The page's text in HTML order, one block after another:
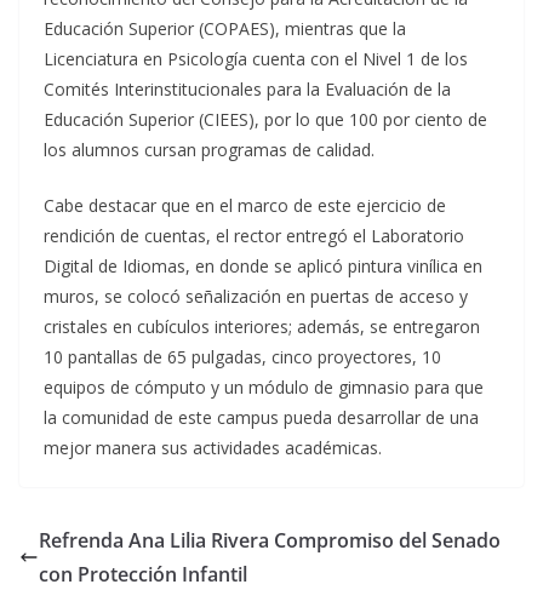
Educación Superior (COPAES), mientras que la
Licenciatura en Psicología cuenta con el Nivel 1 de los
Comités Interinstitucionales para la Evaluación de la
Educación Superior (CIEES), por lo que 100 por ciento de
los alumnos cursan programas de calidad.
Cabe destacar que en el marco de este ejercicio de
rendición de cuentas, el rector entregó el Laboratorio
Digital de Idiomas, en donde se aplicó pintura vinílica en
muros, se colocó señalización en puertas de acceso y
cristales en cubículos interiores; además, se entregaron
10 pantallas de 65 pulgadas, cinco proyectores, 10
equipos de cómputo y un módulo de gimnasio para que
la comunidad de este campus pueda desarrollar de una
mejor manera sus actividades académicas.
Refrenda Ana Lilia Rivera Compromiso del Senado
con Protección Infantil